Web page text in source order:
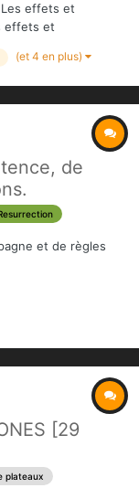
effets et
effets et
officielles sur
Les effets et
(et 4 en plus)
de
et de règles
et
officielles sur
[29
plateaux